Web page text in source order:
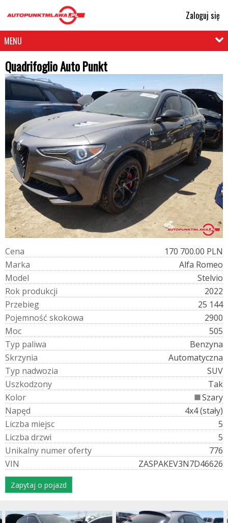
Zaloguj się
MENU
Quadrifoglio Auto Punkt
Cena
170 700.00 PLN
Marka
Alfa Romeo
Model
Stelvio
Rok produkcji
2022
Przebieg
25 144
Pojemność skokowa
2900
Moc
505
Typ paliwa
Benzyna
Skrzynia
Automatyczna
Typ nadwozia
SUV
Uszkodzony
Tak
Kolor
Szary
Napęd
4x4 (stały)
Liczba miejsc
5
Liczba drzwi
5
Unikalny numeroferty
776
VIN ZASPAKEV3N7D46626
Zapytaj o pojazd